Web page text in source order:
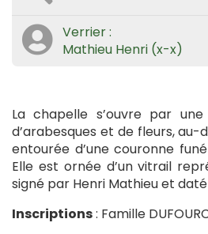
Verrier :
Mathieu Henri (x-x)
La chapelle s’ouvre par
d’arabesques et de fleurs, au-
entourée d’une couronne
Elle est ornée d’un vitrail
signé par Henri Mathieu et daté
Inscriptions: Famille